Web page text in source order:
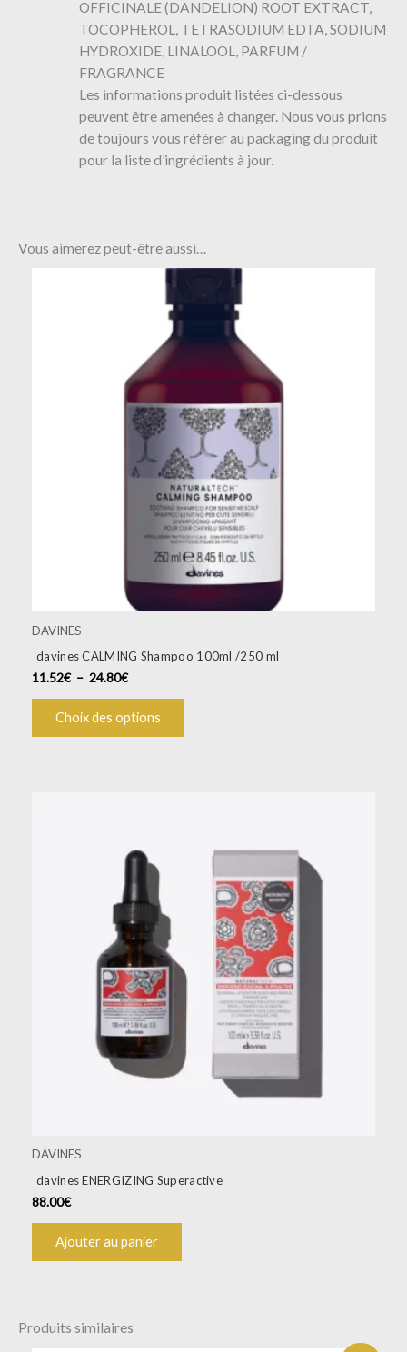
OFFICINALE (DANDELION) ROOT EXTRACT,
TOCOPHEROL, TETRASODIUM EDTA, SODIUM
HYDROXIDE, LINALOOL, PARFUM /
FRAGRANCE
Les informations produit listées ci-dessous
peuvent être amenées à changer. Nous vous prions
de toujours vous référer au packaging du produit
pour la liste d’ingrédients à jour.
Vous aimerez peut-être aussi…
DAVINES
davines CALMING Shampoo 100ml /250 ml
11.52€ – 24.80€
24.80€
Choix des options
plusieurs
variations.
options
peuvent
être
choisies
sur
la
page
du
produit
DAVINES
davines ENERGIZING Superactive
88.00€
Ajouter au panier
Produits similaires